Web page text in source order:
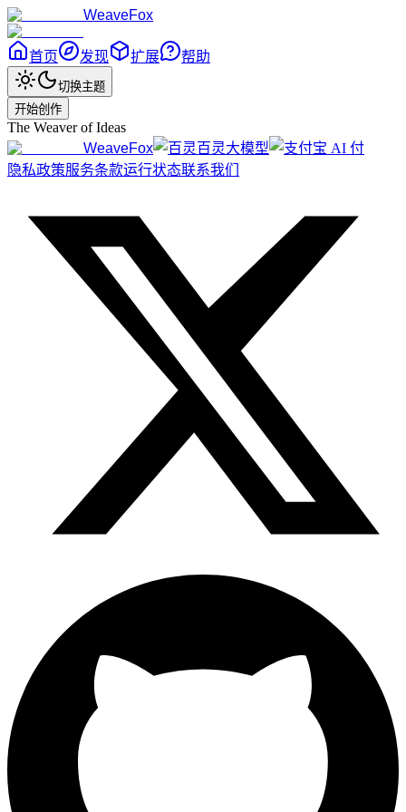
WeaveFox
首页 发现 扩展 帮助
切换主题
开始创作
The Weaver of Ideas
WeaveFox
百灵大模型
隐私政策服务条款运行状态联系我们